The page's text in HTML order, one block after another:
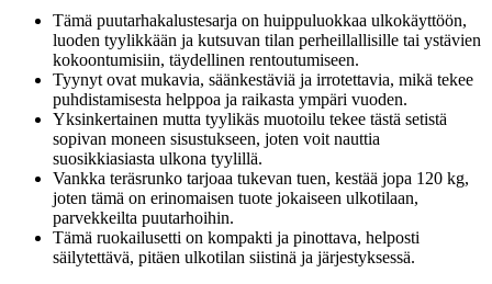
Tämä puutarhakalustesarja on huippuluokkaa ulkokäyttöön,
luoden tyylikkään ja kutsuvan tilan perheillallisille tai ystävien
kokoontumisiin, täydellinen rentoutumiseen.
Tyynyt ovat mukavia, säänkestäviä ja irrotettavia, mikä tekee
puhdistamisesta helppoa ja raikasta ympäri vuoden.
Yksinkertainen mutta tyylikäs muotoilu tekee tästä setistä
sopivan moneen sisustukseen, joten voit nauttia
suosikkiasiasta ulkona tyylillä.
Vankka teräsrunko tarjoaa tukevan tuen, kestää jopa 120 kg,
joten tämä on erinomaisen tuote jokaiseen ulkotilaan,
parvekkeilta puutarhoihin.
Tämä ruokailusetti on kompakti ja pinottava, helposti
säilytettävä, pitäen ulkotilan siistinä ja järjestyksessä.